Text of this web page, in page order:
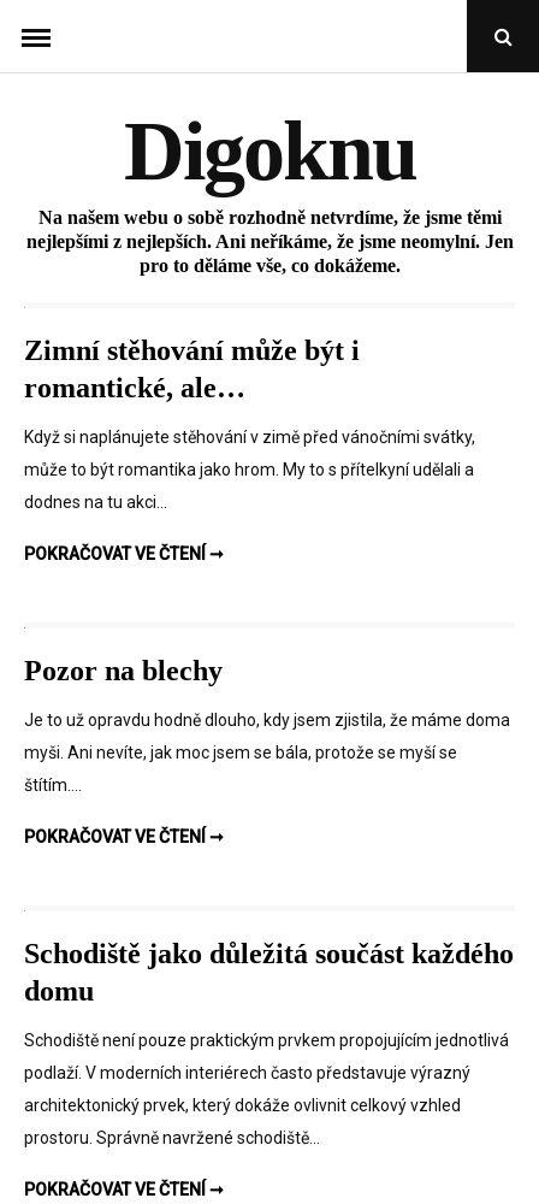
content
Open
Digoknu
Na našem webu o sobě rozhodně netvrdíme, že jsme těmi
nejlepšími z nejlepších. Ani neříkáme, že jsme neomylní. Jen
pro to děláme vše, co dokážeme.
Zimní stěhování může být i
romantické, ale…
Když si naplánujete stěhování v zimě před vánočními svátky,
může to být romantika jako hrom. My to s přítelkyní udělali a
dodnes na tu akci…
POKRAČOVAT VE ČTENÍ ➞
Pozor na blechy
Je to už opravdu hodně dlouho, kdy jsem zjistila, že máme doma
myši. Ani nevíte, jak moc jsem se bála, protože se myší se
štítím….
POKRAČOVAT VE ČTENÍ ➞
Schodiště jako důležitá součást každého
domu
Schodiště není pouze praktickým prvkem propojujícím jednotlivá
podlaží. V moderních interiérech často představuje výrazný
architektonický prvek, který dokáže ovlivnit celkový vzhled
prostoru. Správně navržené schodiště…
POKRAČOVAT VE ČTENÍ ➞